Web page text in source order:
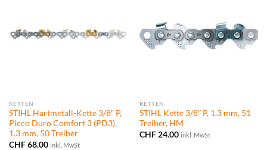
KETTEN
STIHL Hartmetall-Kette 3/8″ P,
Picco Duro Comfort 3 (PD3),
1.3 mm, 50 Treiber
CHF68.00 inkl. MwSt
KETTEN
STIHL Kette 3/8″ P, 1.3 mm, 51
Treiber, HM
CHF24.00 inkl. MwSt